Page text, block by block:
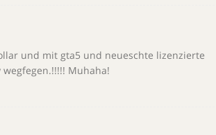
und mit gta5 und neueschte lizenzierte
Muhaha!